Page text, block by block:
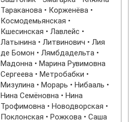
Тараканова • Корженёва •
Космодемьянская •
Кшесинская • Лавлейс •
Латынина • Литвинович • Лия
де Бомон • Лямбдадельта •
Мадонна • Марина Рувимовна
Сергеева • Метробабки •
Мизулина • Морарь • Нибааль •
Нина Семёновна • Нина
Трофимовна • Новодворская •
Поклонская • Рожкова • Саша